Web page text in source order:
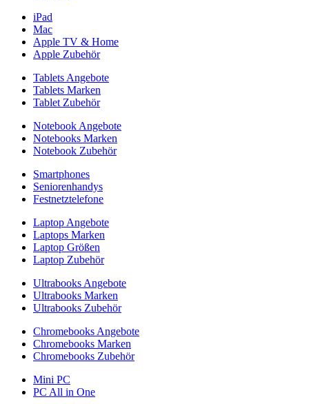
iPad
Mac
Apple TV & Home
Apple Zubehör
Tablets Angebote
Tablets Marken
Tablet Zubehör
Notebook Angebote
Notebooks Marken
Notebook Zubehör
Smartphones
Seniorenhandys
Festnetztelefone
Laptop Angebote
Laptops Marken
Laptop Größen
Laptop Zubehör
Ultrabooks Angebote
Ultrabooks Marken
Ultrabooks Zubehör
Chromebooks Angebote
Chromebooks Marken
Chromebooks Zubehör
Mini PC
PC All in One